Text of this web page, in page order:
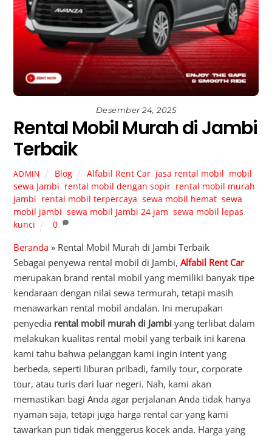
Desember 24, 2025
Rental Mobil Murah di Jambi
Terbaik
ADMIN Blog Alfabil Rent Car, jasa rental mobil
mobil
sewa Jambi rental mobil dengan sopir rental mobil murah
jambi rental mobil terpercaya ,sewa mobil hemat ,sewa
mobil jambi ,sewa mobil Jambi 24 jam ,sewa mobil lepas
kunci
0
Beranda » Rental Mobil Murah di Jambi Terbaik
Sebagai penyewa rental mobil di Jambi,Alfabil Rent Car
merupakan brand rental mobil yang memiliki banyak tipe
kendaraan dengan nilai sewa termurah, tetapi masih
menawarkan rental mobil andalan. Ini merupakan
penyedia rental mobil murah di Jambi yang terlibat dalam
melakukan kualitas rental mobil yang terbaik ini karena
kami tahu bahwa pelanggan kami ingin intent yang
berbeda, seperti liburan pribadi, family tour, corporate
tour, atau turis dari luar negeri. Nah, kami akan
memastikan bagi Anda agar perjalanan Anda tidak hanya
nyaman saja, tetapi juga harga rental car yang kami
tawarkan pun tidak menggerus kocek anda. Harga yang